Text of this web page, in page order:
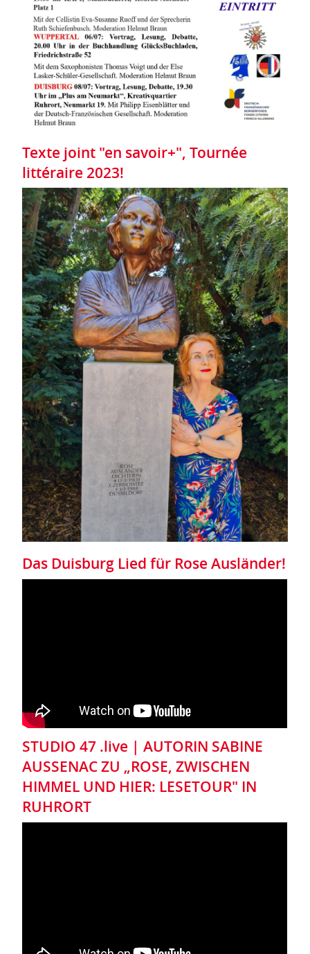
Texte joint "en savoir+", Tournée
littéraire 2023!
Das Duisburg Lied für Rose Ausländer!
STUDIO 47 .live | AUTORIN SABINE
AUSSENAC ZU „ROSE, ZWISCHEN
HIMMEL UND HIER: LESETOUR" IN
RUHRORT